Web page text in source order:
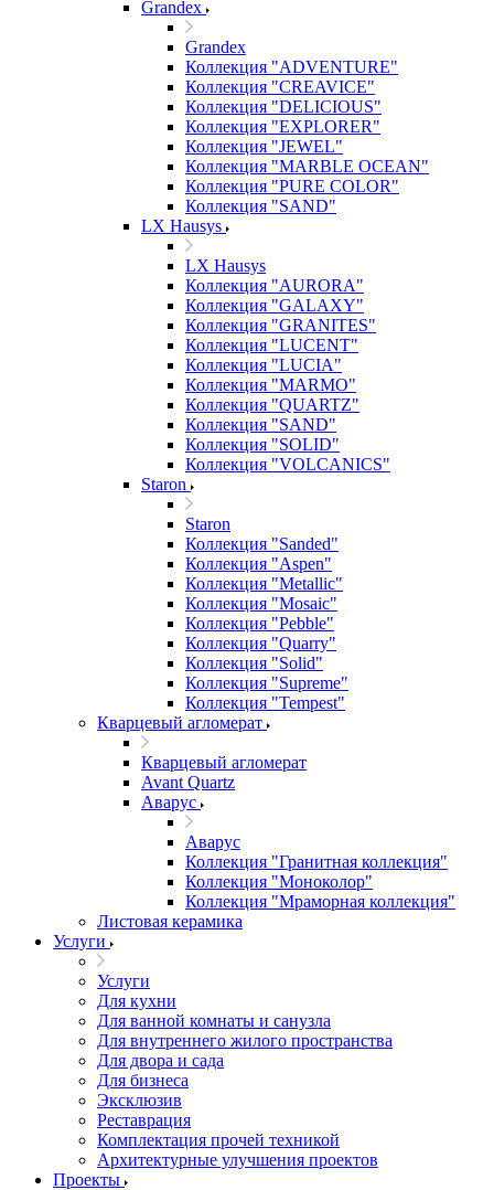
Grandex
Grandex
Коллекция "ADVENTURE"
Коллекция "CREAVICE"
Коллекция "DELICIOUS"
Коллекция "EXPLORER"
Коллекция "JEWEL"
Коллекция "MARBLE OCEAN"
Коллекция "PURE COLOR"
Коллекция "SAND"
LX Hausys
LX Hausys
Коллекция "AURORA"
Коллекция "GALAXY"
Коллекция "GRANITES"
Коллекция "LUCENT"
Коллекция "LUCIA"
Коллекция "MARMO"
Коллекция "QUARTZ"
Коллекция "SAND"
Коллекция "SOLID"
Коллекция "VOLCANICS"
Staron
Staron
Коллекция "Sanded"
Коллекция "Aspen"
Коллекция "Metallic"
Коллекция "Mosaic"
Коллекция "Pebble"
Коллекция "Quarry"
Коллекция "Solid"
Коллекция "Supreme"
Коллекция "Tempest"
Кварцевый агломерат
Кварцевый агломерат
Avant Quartz
Аварус
Аварус
Коллекция "Гранитная коллекция"
Коллекция "Моноколор"
Коллекция "Мраморная коллекция"
Листовая керамика
Услуги
Услуги
Для кухни
Для ванной комнаты и санузла
Для внутреннего жилого пространства
Для двора и сада
Для бизнеса
Эксклюзив
Реставрация
Комплектация прочей техникой
Архитектурные улучшения проектов
Проекты